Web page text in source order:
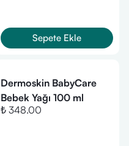
Sepete Ekle
Dermoskin BabyCare
Bebek Yağı 100 ml
₺ 348.00